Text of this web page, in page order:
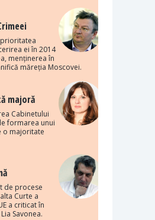
ei în 2014
menținerea în
măreția Moscovei.
majoră
Cabinetului
formarea unui
o majoritate
de procese
Curte a
a criticat în
Savonea.